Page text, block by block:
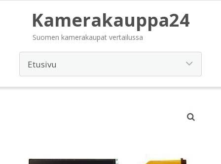
Kamerakauppa24
Suomen kamerakaupat vertailussa